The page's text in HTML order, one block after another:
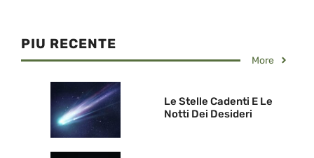
PIU RECENTE
More
Le Stelle Cadenti E Le
Notti Dei Desideri